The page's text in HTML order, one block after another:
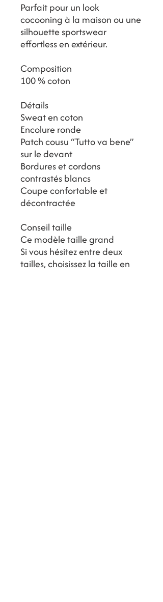
Parfait pour un look
cocooning à la maison ou une
silhouette sportswear
effortless en extérieur.
Composition
100 % coton
Détails
Sweat en coton
Encolure ronde
Patch cousu “Tutto va bene”
sur le devant
Bordures et cordons
contrastés blancs
Coupe confortable et
décontractée
Conseil taille
Ce modèle taille grand
Si vous hésitez entre deux
tailles, choisissez la taille en